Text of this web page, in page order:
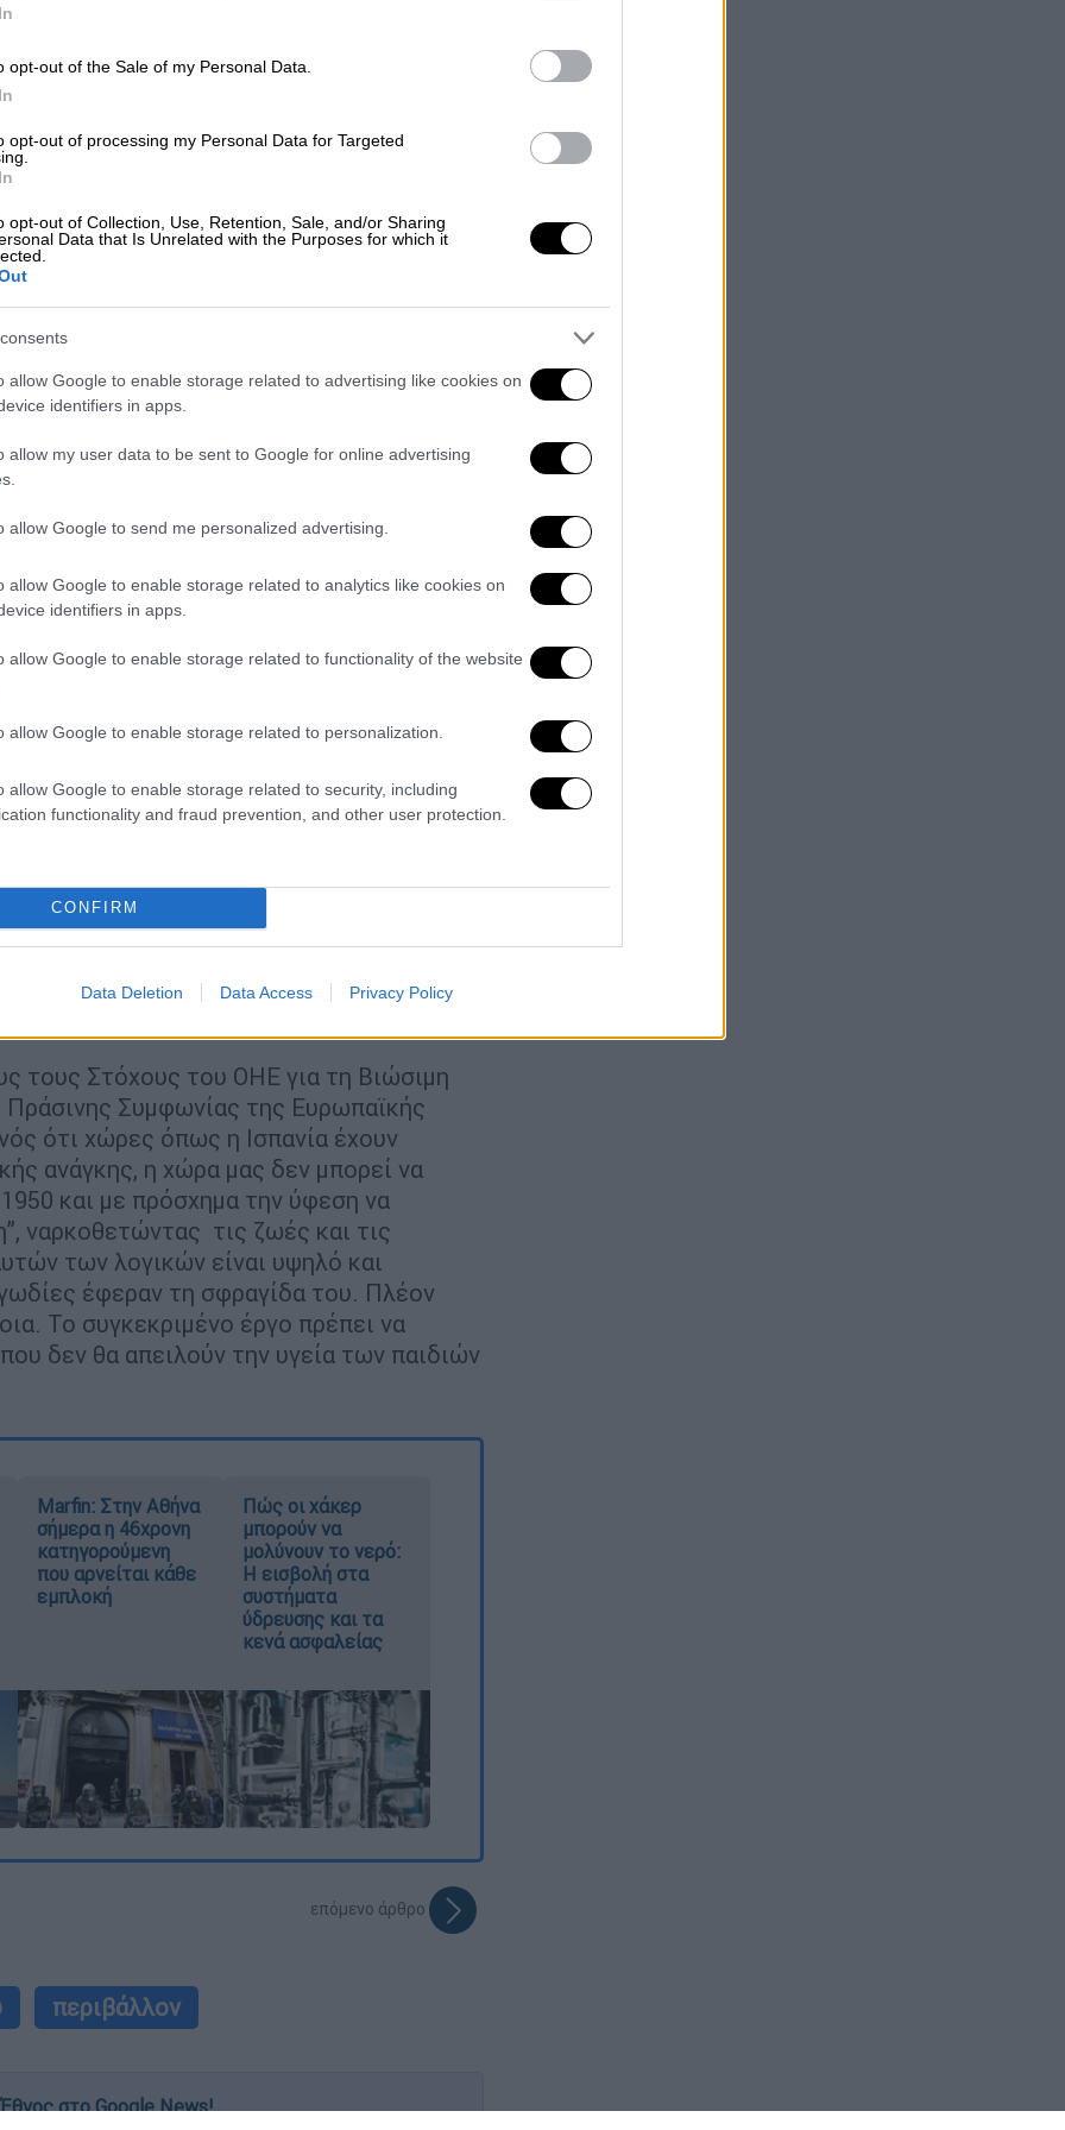
opt-out of the Sale of my Personal Data.
opt-out of processing my Personal Data for Targeted
opt-out of Collection, Use, Retention, Sale, and/or Sharing
Data that Is Unrelated with the Purposes for which it
allow Google to enable storage related to advertising like cookies on
identifiers in apps.
allow my user data to be sent to Google for online advertising
allow Google to send me personalized advertising.
allow Google to enable storage related to analytics like cookies on
identifiers in apps.
allow Google to enable storage related to functionality of the website
allow Google to enable storage related to personalization.
allow Google to enable storage related to security, including
functionality and fraud prevention, and other user protection.
CONFIRM
Data Deletion Data Access Privacy Policy
ως πύλης της Ευρωπαϊκής Ένωσης»
«Δύναμης Ζωής».
Επιβάλλει διαχείριση με
δημοσίου συμφέροντος. Η Διοίκηση της
λειτούργησε πάντα με αυτόν τον
σημαντικών επενδύσεων στον Πειραιά,
Προτάσσοντας πάντα το δημόσιο
διλήμματα του τύπου “ανάπτυξη ή
Γιατί για την ανάπτυξη του
το περιβάλλον, το Σύνταγμα της
Αυτές είναι οι επενδύσεις για τη
των παιδιών μας» προσθέτει.
υπέρ του περιβάλλοντος,
έργων όπως το συγκεκριμένο –
του κινδύνου των τοξικών ιζημάτων
αποκαλύφθηκε λόγω της κατάθεσης από
της Μελέτης Περιβαλλοντικών
Δεν αποτελούν “εμπόδια”,
όπως δυστυχώς φάνηκε από την
συνεχίζει η κυρία Δούρου.
καλείται να λάβει μια σημαντική
να αρθεί επιτέλους στο ύψος
δημιουργία των προϋποθέσεων έτσι
για τον τόπο να υλοποιηθεί με
τους εργαζόμενους. Όπως αρμόζει σε μια
το Περιφερειακό Συμβούλιο τους
απόφασης του ΔΣ του Δήμου Πειραιά
Επιπτώσεων του ΟΛΠ και
Περιβαλλοντικών Επιπτώσεων. Θα
την αποστολή της Τοπικής
να αναλάβει τις ευθύνες της»
τους Στόχους του ΟΗΕ για τη Βιώσιμη
Πράσινης Συμφωνίας της Ευρωπαϊκής
ότι χώρες όπως η Ισπανία έχουν
ανάγκης, η χώρα μας δεν μπορεί να
και με πρόσχημα την ύφεση να
ναρκοθετώντας τις ζωές και τις
των λογικών είναι υψηλό και
έφεραν τη σφραγίδα του. Πλέον
Το συγκεκριμένο έργο πρέπει να
δεν θα απειλούν την υγεία των παιδιών
Marfin: Στην Αθήνα
σήμερα η 46χρονη
κατηγορούμενη
που αρνείται κάθε
εμπλοκή
Πώς οι χάκερ
μπορούν να
μολύνουν το νερό:
Η εισβολή στα
συστήματα
ύδρευσης και τα
κενά ασφαλείας
επόμενο άρθρο
περιβάλλον
στο Google News!